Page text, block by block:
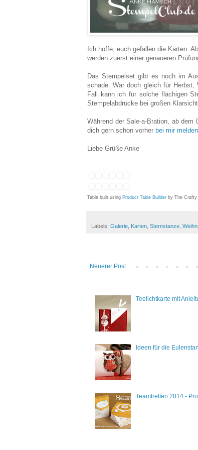
Ich hoffe, euch gefallen die Karten.
werden zuerst einer genaueren
Das Stempelset gibt es noch im
schade. War doch gleich für Herbst,
Fall kann ich für solche flächigen
Stempelabdrücke bei großen
Während der Sale-a-Bration, ab
dich gern schon vorher bei mir melden
Liebe Grüße Anke
Table built using Product Table Builder by The Crafty
Labels: Galerie Karten Sternstanze
Neuerer Post
Teelichtkarte mit
Ideen für die
Teamtreffen 2014 -